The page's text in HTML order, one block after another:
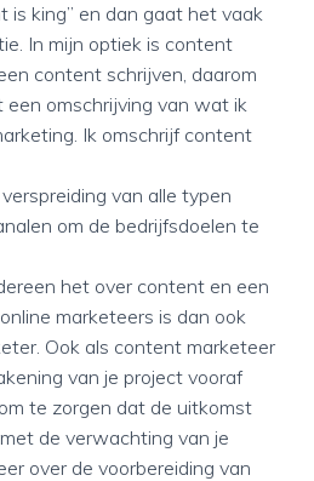
is king” en dan gaat het vaak
In mijn optiek is content
content schrijven, daarom
een omschrijving van wat ik
Ik omschrijf content
van alle typen
om de bedrijfsdoelen te
het over content en een
marketeers is dan ook
Ook als content marketeer
van je project vooraf
te zorgen dat de uitkomst
de verwachting van je
over de voorbereiding van